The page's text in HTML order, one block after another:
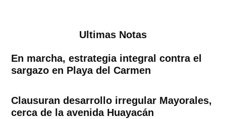
Ultimas Notas
En marcha, estrategia integral contra el
sargazo en Playa del Carmen
Clausuran desarrollo irregular Mayorales,
cerca de la avenida Huayacán